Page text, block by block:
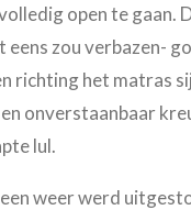
open te gaan.
zou verbazen-
richting het matras
onverstaanbaar
lul.
weer werd